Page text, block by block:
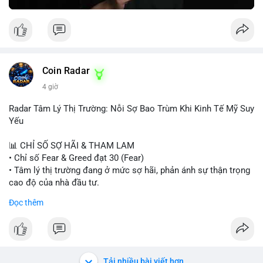
#vlikemarketindex42
Coin Radar
4 giờ
Radar Tâm Lý Thị Trường: Nỗi Sợ Bao Trùm Khi Kinh Tế Mỹ Suy
Yếu
📊 CHỈ SỐ SỢ HÃI & THAM LAM
• Chỉ số Fear & Greed đạt 30 (Fear)
• Tâm lý thị trường đang ở mức sợ hãi, phản ánh sự thận trọng
cao độ của nhà đầu tư.
📈 XU HƯỚNG TÌM KIẾM & THẢO LUẬN
CASHCAT, CRO.
Chainlink, Litecoin.
Đọc thêm